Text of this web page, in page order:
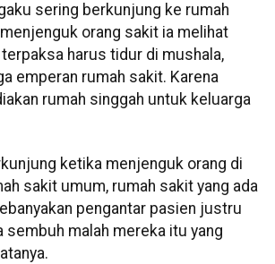
sering berkunjung ke rumah
orang sakit ia melihat
harus tidur di mushala,
emperan rumah sakit. Karena
rumah singgah untuk keluarga
ketika menjenguk orang di
sakit umum, rumah sakit yang ada
pengantar pasien justru
sembuh malah mereka itu yang